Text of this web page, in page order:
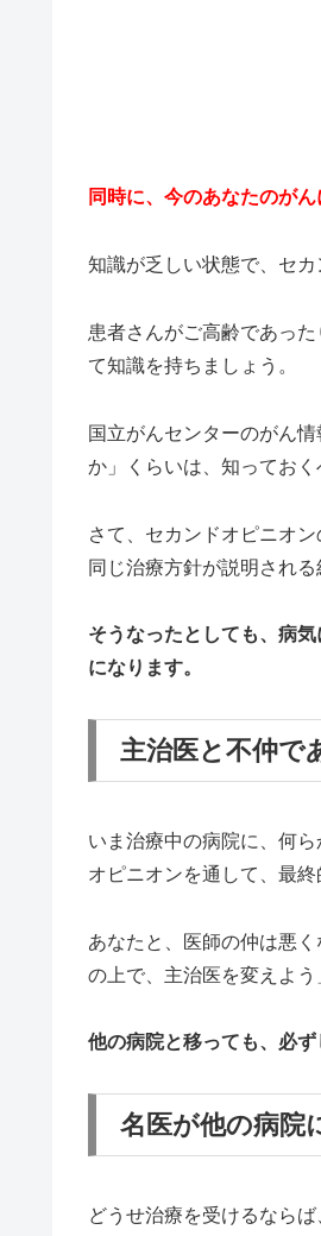
同時に、今のあなたのが
知識が乏しい状態で、セ
患者さんがご高齢であっ
て知識を持ちましょう。
国立がんセンターのがん
か」くらいは、知っておく
さて、セカンドオピニオ
同じ治療方針が説明され
そうなったとしても、病
になります。
主治医と不仲で
いま治療中の病院に、何
オピニオンを通して、最
あなたと、医師の仲は悪
の上で、主治医を変えよう
他の病院と移っても、必
名医が他の病院
どうせ治療を受けるなら